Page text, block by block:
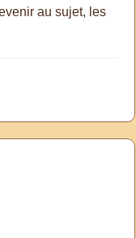
au sujet, les